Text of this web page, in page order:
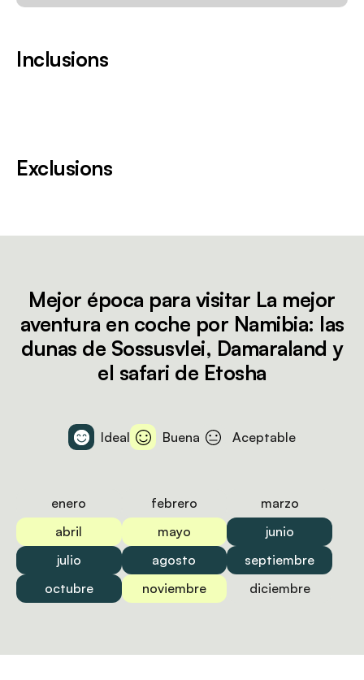
Inclusions
Exclusions
Mejor época para visitar La mejor
aventura en coche por Namibia: las
dunas de Sossusvlei, Damaraland y
el safari de Etosha
Ideal Buena Aceptable
enero febrero
marzo
abril
mayo
junio
julio
agosto
septiembre
octubre
noviembre diciembre